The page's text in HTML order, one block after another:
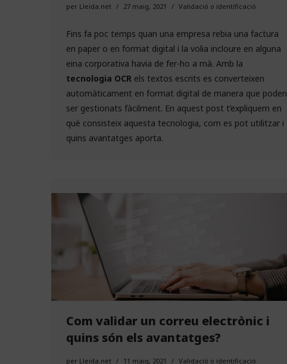
per Lleida.net 27 maig, 2021 Validació o identificació
Fins fa poc temps quan una empresa rebia una factura
en paper o en format digital i la volia incloure en alguna
eina corporativa havia de fer-ho a mà. Amb la
tecnologia OCRels textos escrits es converteixen
automàticament en format digital de manera que poden
ser gestionats fàcilment. En aquest post t’expliquem en
què consisteix aquesta tecnologia, com es pot utilitzar i
quins avantatges aporta.
Com validar un correu electrònic i
quins són els avantatges?
per Lleida.net 11 maig, 2021 Validació o identificació